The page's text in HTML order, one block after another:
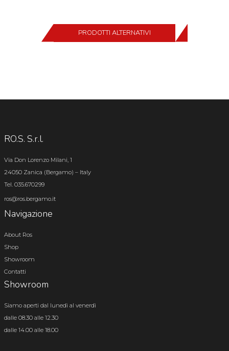
PRODOTTI ALTERNATIVI
RO.S. S.r.l.
Via Don Lorenzo Milani, 1
24050 Zanica (Bergamo) – Italy
Tel. 035.670299
ros@ros.bergamo.it
Navigazione
About Ros
Shop
Showroom
Contatti
Showroom
Siamo aperti dal lunedì al venerdì
dalle 08.30 alle 12.30
dalle 14.00 alle 18.00